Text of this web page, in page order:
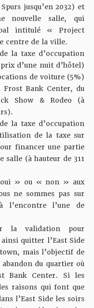
jusqu’en 2032) et
nouvelle salle, qui
intitulé « Project
centre de la ville.
la taxe d’occupation
d’une nuit d’hôtel)
de voiture (5%)
Bank Center, du
Show & Rodeo (à
la taxe d’occupation
de la taxe sur
financer une partie
(à hauteur de 311
oui » ou « non » aux
ne sommes pas sur
l’encontre l’une de
la validation pour
quitter l’East Side
mais l’objectif de
du quartier où
Bank Center. Si les
raisons qui font que
l’East Side les soirs